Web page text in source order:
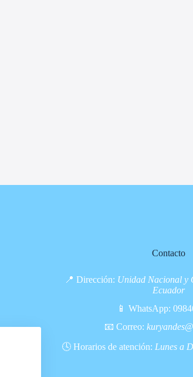
Contacto
📍 Dirección: Unidad Nacional y
Ecuador
📱 WhatsApp:
📧 Correo:
🕓 Horarios de atención: Lunes a